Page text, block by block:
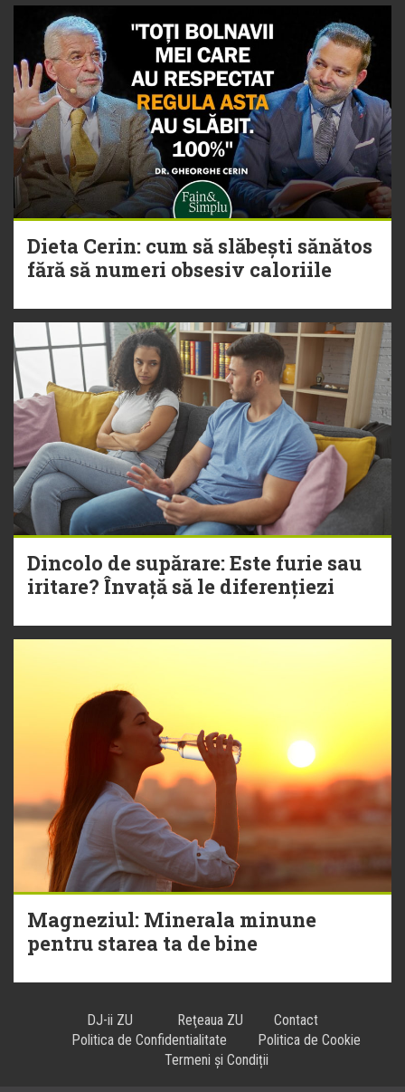
Dieta Cerin: cum să slăbești sănătos
fără să numeri obsesiv caloriile
Dincolo de supărare: Este furie sau
iritare? Învață să le diferențiezi
Magneziul: Minerala minune
pentru starea ta de bine
DJ-ii ZU Reţeaua ZU
Contact
Politica de Confidentialitate
Politica de Cookie
Termeni și Condiții